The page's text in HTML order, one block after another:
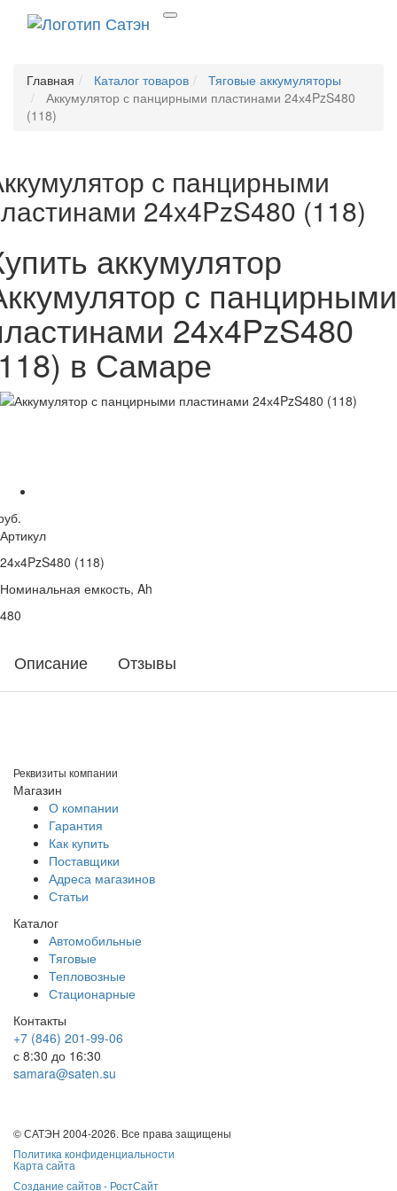
Главная Каталог товаров
Тяговые аккумуляторы
Аккумулятор с панцирными пластинами 24х4PzS480
(118)
с панцирными
24х4PzS480 (118)
аккумулятор
с панцирными
24х4PzS480
в Самаре
Артикул
24х4PzS480 (118)
Номинальная емкость, Ah
480
Описание Отзывы
Реквизиты компании
Магазин
О компании
Гарантия
Как купить
Поставщики
Адреса магазинов
Статьи
Каталог
Автомобильные
Тяговые
Тепловозные
Стационарные
Контакты
+7 (846) 201-99-06
с 8:30 до 16:30
samara@saten.su
© САТЭН 2004-2026. Все права защищены
Политика конфиденциальности
Карта сайта
Создание сайтов - РостСайт